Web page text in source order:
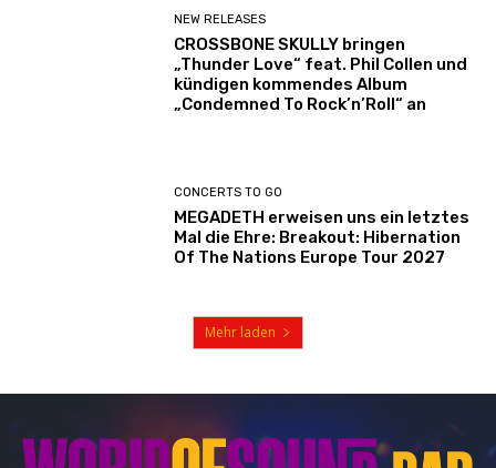
NEW RELEASES
CROSSBONE SKULLY bringen
„Thunder Love“ feat. Phil Collen und
kündigen kommendes Album
„Condemned To Rock’n’Roll“ an
CONCERTS TO GO
MEGADETH erweisen uns ein letztes
Mal die Ehre: Breakout: Hibernation
Of The Nations Europe Tour 2027
Mehr laden